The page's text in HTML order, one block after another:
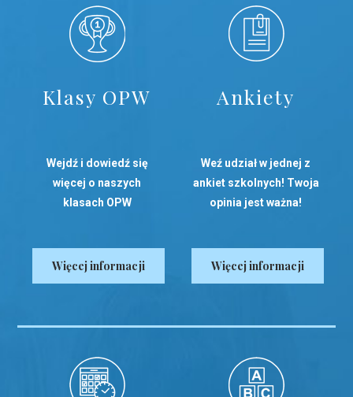
Klasy OPW
Wejdź i dowiedź się
więcej o naszych
klasach OPW
Więcej informacji
Ankiety
Weź udział w jednej z
ankiet szkolnych! Twoja
opinia jest ważna!
Więcej informacji